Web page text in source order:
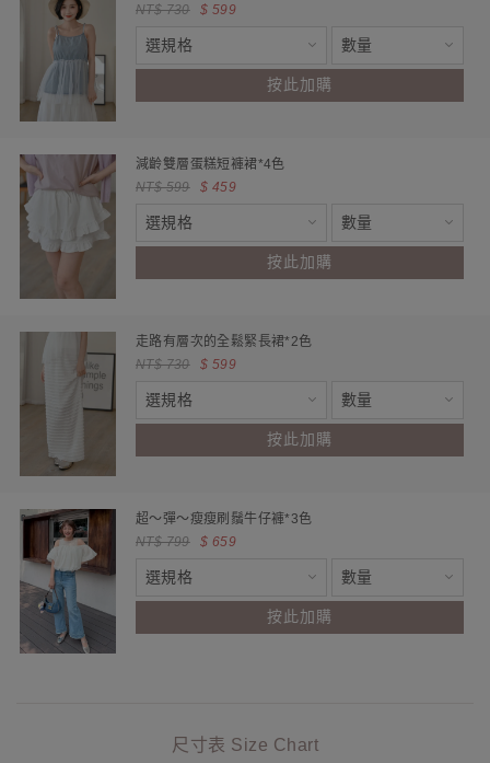
NT$ 730
$ 599
按此加購
減齡雙層蛋糕短褲裙*4色
NT$ 599
$ 459
按此加購
走路有層次的全鬆緊長裙*2色
NT$ 730
$ 599
按此加購
超～彈～瘦瘦刷鬚牛仔褲*3色
NT$ 799
$ 659
按此加購
尺寸表 Size Chart